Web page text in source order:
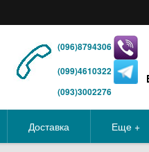
(096)8794306
(099)4610322
(093)3002276
Доставка Еще +